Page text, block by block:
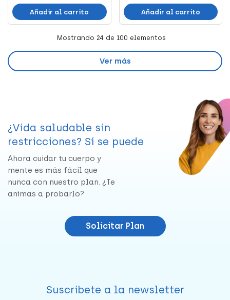
Añadir al carrito Añadir al carrito
Mostrando 24de 100 elementos
Ver más
¿Vida saludable sin
restricciones? Sí se puede
Ahora cuidar tu cuerpo y
mente es más fácil que
nunca con nuestro plan. ¿Te
animas a probarlo?
Solicitar Plan
Suscríbete a la newsletter